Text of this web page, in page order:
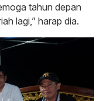
tahun depan
lagi,” harap dia.